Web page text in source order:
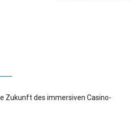
Zukunft des immersiven Casino-